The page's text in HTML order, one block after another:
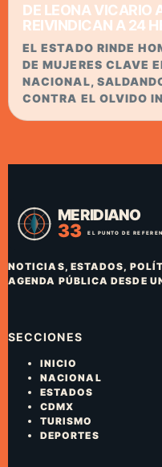
DE LEONA VICARIO
REIVINDICAN A 24
EL ESTADO RINDE
DE MUJERES CLAVE
NACIONAL,
CONTRA EL OLVIDO
NOTICIAS, ESTADOS,
AGENDA PÚBLICA DESDE
SECCIONES
INICIO
NACIONAL
ESTADOS
CDMX
TURISMO
DEPORTES